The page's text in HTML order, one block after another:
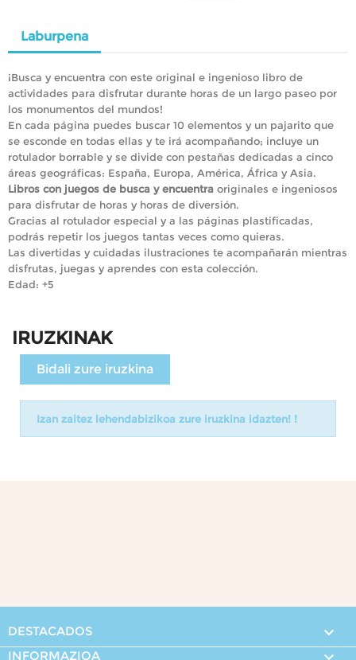
Laburpena
¡Busca y encuentra con este original e ingenioso libro de
actividades para disfrutar durante horas de un largo paseo por
los monumentos del mundos!
En cada página puedes buscar 10 elementos y un pajarito que
se esconde en todas ellas y te irá acompañando; incluye un
rotulador borrable y se divide con pestañas dedicadas a cinco
áreas geográficas: España, Europa, América, África y Asia.
Libros con juegos de busca y encuentra originales e ingeniosos
para disfrutar de horas y horas de diversión.
Gracias al rotulador especial y a las páginas plastificadas,
podrás repetir los juegos tantas veces como quieras.
Las divertidas y cuidadas ilustraciones te acompañarán mientras
disfrutas, juegas y aprendes con esta colección.
Edad: +5
IRUZKINAK
Bidali zure iruzkina
Izan zaitez lehendabizikoa zure iruzkina idazten! !
DESTACADOS 
INFORMAZIOA